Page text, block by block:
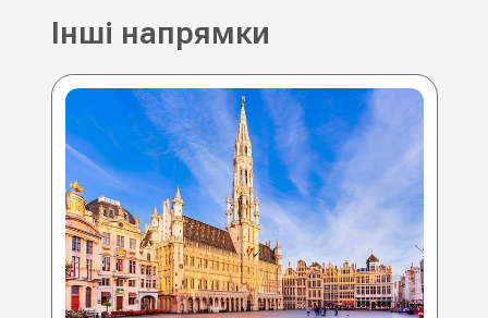
Інші напрямки